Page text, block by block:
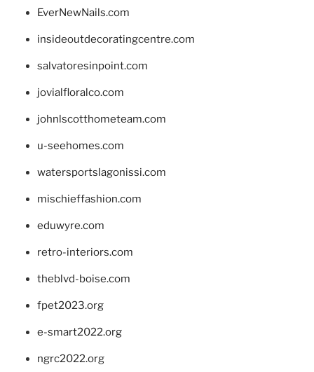
EverNewNails.com
insideoutdecoratingcentre.com
salvatoresinpoint.com
jovialfloralco.com
johnlscotthometeam.com
u-seehomes.com
watersportslagonissi.com
mischieffashion.com
eduwyre.com
retro-interiors.com
theblvd-boise.com
fpet2023.org
e-smart2022.org
ngrc2022.org